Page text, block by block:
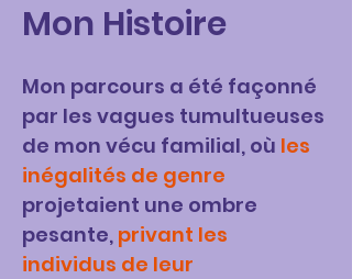
Mon Histoire
Mon parcours a été façonné
par les vagues tumultueuses
de mon vécu familial, où les
inégalités de genre
projetaient une ombre
pesante, privant les
individus de leur